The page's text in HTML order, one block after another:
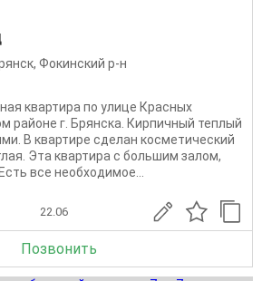
, Фокинский р-н
квартира по улице Красных
районе г. Брянска. Кирпичный теплый
В квартире сделан косметический
Эта квартира с большим залом,
все необходимое...
22.06
Позвонить